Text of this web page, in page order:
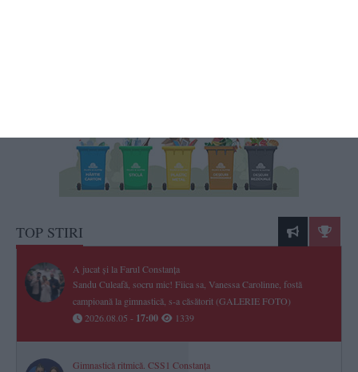
TOP STIRI
A jucat și la Farul Constanța
Sandu Culeafă, socru mic! Fiica sa, Vanessa Carolinne, fostă
campioană la gimnastică, s-a căsătorit (GALERIE FOTO)
2026.08.05 - 17:00 1339
Gimnastică ritmică. CSS1 Constanța